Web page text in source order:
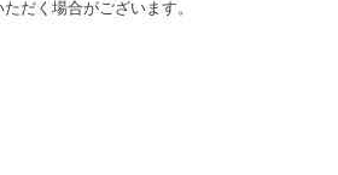
だく場合がございます。